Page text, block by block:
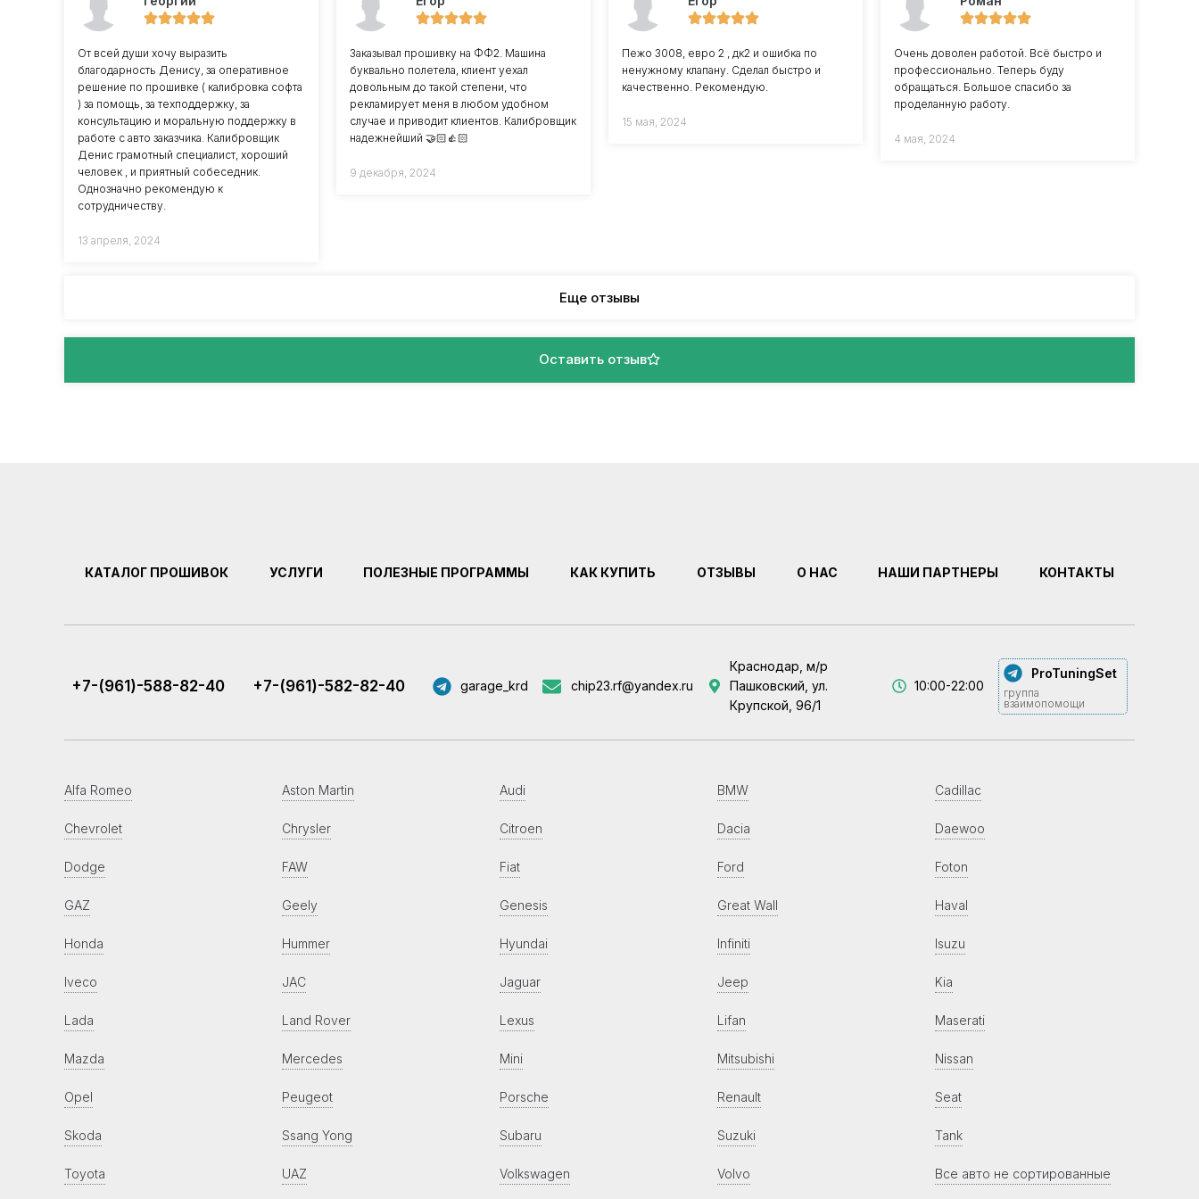
От всей души хочу выразить
благодарность Денису, за оперативное
решение по прошивке ( калибровка софта
) за помощь, за техподдержку, за
консультацию и моральную поддержку в
работе с авто заказчика. Калибровщик
Денис грамотный специалист, хороший
человек , и приятный собеседник.
Однозначно рекомендую к
сотрудничеству.
13 апреля, 2024
Заказывал прошивку на ФФ2. Машина
буквально полетела, клиент уехал
довольным до такой степени, что
рекламирует меня в любом удобном
случае и приводит клиентов. Калибровщик
надежнейший 🤝🏻👍🏻
9 декабря, 2024
Пежо 3008, евро 2 , дк2 и ошибка по
ненужному клапану. Сделал быстро и
качественно. Рекомендую.
15 мая, 2024
Очень доволен работой. Всё быстро и
профессионально. Теперь буду
обращаться. Большое спасибо за
проделанную работу.
4 мая, 2024
Еще отзывы
Оставить отзыв
КАТАЛОГ ПРОШИВОК УСЛУГИ ПОЛЕЗНЫЕ ПРОГРАММЫ КАК КУПИТЬ ОТЗЫВЫ О НАС НАШИ ПАРТНЕРЫ КОНТАКТЫ
+7-(961)-588-82-40 +7-(961)-582-82-40 garage_krd chip23.rf@yandex.ru
Краснодар, м/р
Пашковский, ул.
Крупской, 96/1
10:00-22:00
ProTuningSet
группа
взаимопомощи
Alfa Romeo Aston Martin Audi BMW Cadillac
Chevrolet Chrysler Citroen Dacia Daewoo
Dodge FAW Fiat Ford Foton
GAZ Geely Genesis Great Wall Haval
Honda Hummer Hyundai Infiniti Isuzu
Iveco JAC Jaguar Jeep Kia
Lada Land Rover Lexus Lifan Maserati
Mazda Mercedes Mini Mitsubishi Nissan
Opel Peugeot Porsche Renault Seat
Skoda Ssang Yong Subaru Suzuki Tank
Toyota UAZ Volkswagen Volvo Все авто не сортированные